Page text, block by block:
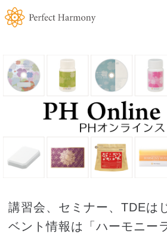
講習会、セミナー、TDEは
ベント情報は「ハーモニー